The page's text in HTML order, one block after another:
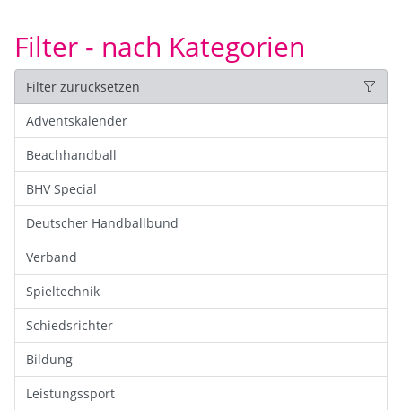
Filter - nach Kategorien
Filter zurücksetzen
Adventskalender
Beachhandball
BHV Special
Deutscher Handballbund
Verband
Spieltechnik
Schiedsrichter
Bildung
Leistungssport